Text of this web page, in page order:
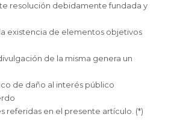
resolución debidamente fundada y
existencia de elementos objetivos
de la misma genera un
de daño al interés público
referidas en el presente artículo. (*)